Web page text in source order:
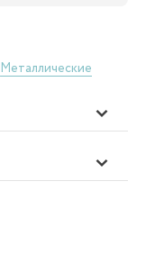
Металлические